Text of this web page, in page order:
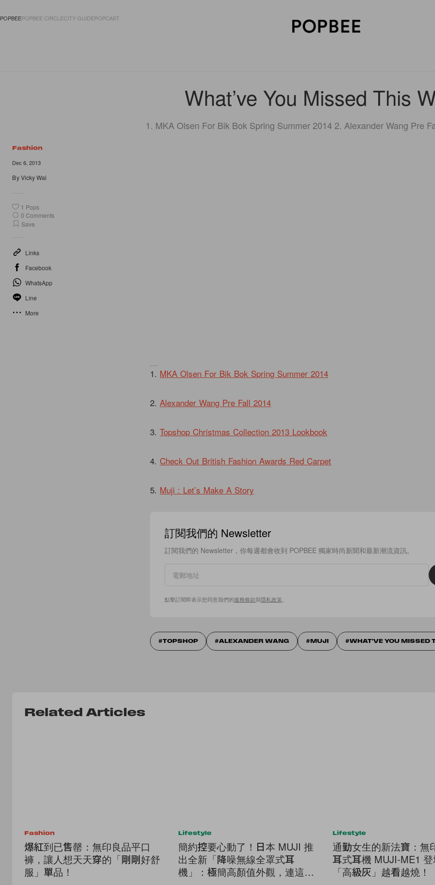
POPBEEPOPBEE CIRCLECITY GUIDEPOPCAST
What’ve You Missed This
1. MKA Olsen For Bik Bok Spring Summer 2014 2. Alexander Wang Pre
Fashion
Dec 6, 2013
ByVicky Wai
1 Pops
0 Comments
Save
Links
Facebook
WhatsApp
Line
More
1. MKA Olsen For Bik Bok Spring Summer 2014
2.Alexander Wang Pre Fall 2014
3.Topshop Christmas Collection 2013 Lookbook
4. Check Out British Fashion Awards Red Carpet
5. Muji : Let’s Make A Story
訂閱我們的 Newsletter
訂閱我們的 Newsletter，你每週都會收到 POPBEE 獨家時尚新聞和最新潮流資訊。
點擊訂閱即表示您同意我們的服務條款與隱私政策
TOPSHOP ALEXANDER WANG MUJI WHAT'VE YOU MISSED
Related Articles
Fashion
爆紅到已售罄：無印良品平口
褲，讓人想天天穿的「剛剛好舒
服」單品！
Lifestyle
簡約控要心動了！日本 MUJI 推
出全新「降噪無線全罩式耳
機」：極簡高顏值外觀，連這細
Lifestyle
通勤女生的新法寶：無
耳式耳機 MUJI-ME1
「高級灰」越看越燒！